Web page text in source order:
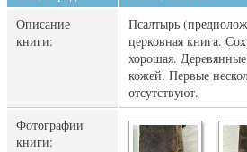
Описание
книги:
Псалтырь
церковная книга.
хорошая.
кожей. Первые
отсутствуют.
Фотографии
книги: